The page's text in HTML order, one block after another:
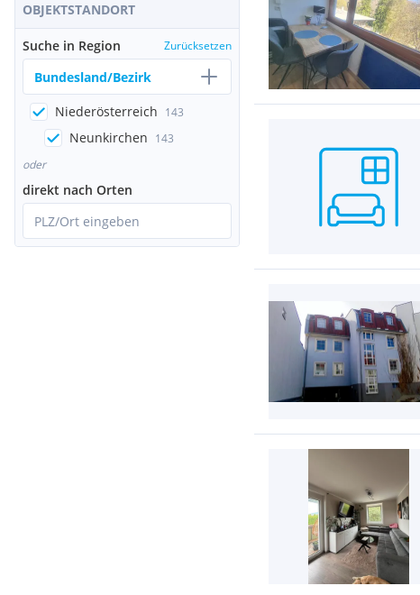
OBJEKTSTANDORT
Suche in Region Zurücksetzen
Bundesland/Bezirk
Niederösterreich 143
Neunkirchen 143
oder
direkt nach Orten
PLZ/Ort eingeben